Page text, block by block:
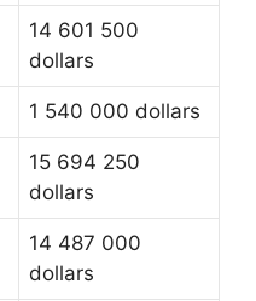
14 601 500
dollars
1 540 000 dollars
15 694 250
dollars
14 487 000
dollars